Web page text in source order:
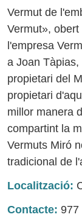
Vermut de
Vermut»,
l'empresa
a Joan
propietari del
propietari
millor manera
compartint la
Vermuts Miró
tradicional de
Localització:
Contacte: 977